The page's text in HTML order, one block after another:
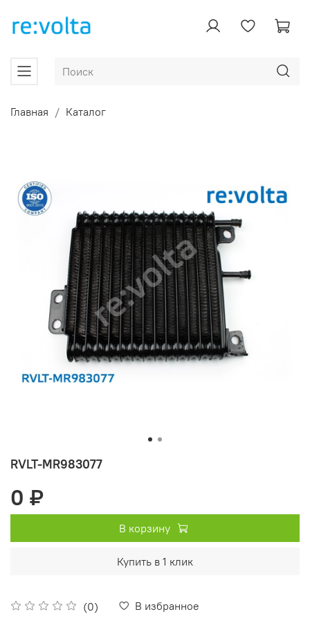
Главная Каталог
RVLT-MR983077
(0) В избранное
0 ₽
В корзину
Купить в 1 клик